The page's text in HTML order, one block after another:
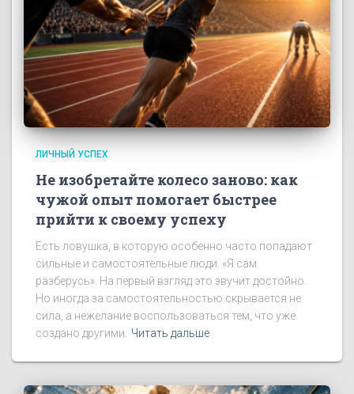
ЛИЧНЫЙ УСПЕХ
Не изобретайте колесо заново: как
чужой опыт помогает быстрее
прийти к своему успеху
Есть ловушка, в которую особенно часто попадают
сильные и самостоятельные люди. «Я сам
разберусь». На первый взгляд это звучит достойно.
Но иногда за самостоятельностью скрывается не
сила, а нежелание воспользоваться тем, что уже
создано другими.
Читать дальше